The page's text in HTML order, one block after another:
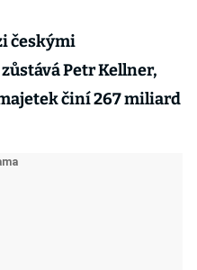
českými
Petr Kellner,
činí 267 miliard